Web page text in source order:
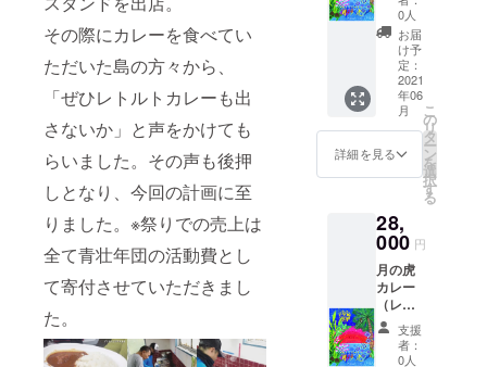
その際にカレーを食べてい
ただいた島の方々から、
「ぜひレトルトカレーも出
さないか」と声をかけても
らいました。その声も後押
しとなり、今回の計画に至
りました。※祭りでの売上は
全て青壮年団の活動費とし
て寄付させていただきまし
た。
れば、
スパイ
スの素
晴らし
いさが
お分か
りにな
でしょ
う。 カ
ベース
が野菜
と豆で
できて
いるス
パイ
シーベ
ジタリ
続けて
いる。
2009年
日本テ
レビ
『お
しゃれ
ム』ス
タジオ
供。
2011年
宮城県
南三陸
町を訪
問。震
災復興
支援の
楽しみ
に！
ク）
200g 5
個セッ
ト ＋ 笑
顔の画
家RIEさ
んのポ
スト
カード
2枚組 ※
ポスト
はRIEさ
んがラ
ンダム
に選ん
だもの
が届き
ますの
で、お
楽しみ
0人
お届
け予
定：
2021
年06
月
詳細を見る
こ
の
リ
タ
ー
ン
を
選
択
す
る
28,
000 円
月の虎
カレー
（レト
ルト
パッ
ク）
支援
者：
0人